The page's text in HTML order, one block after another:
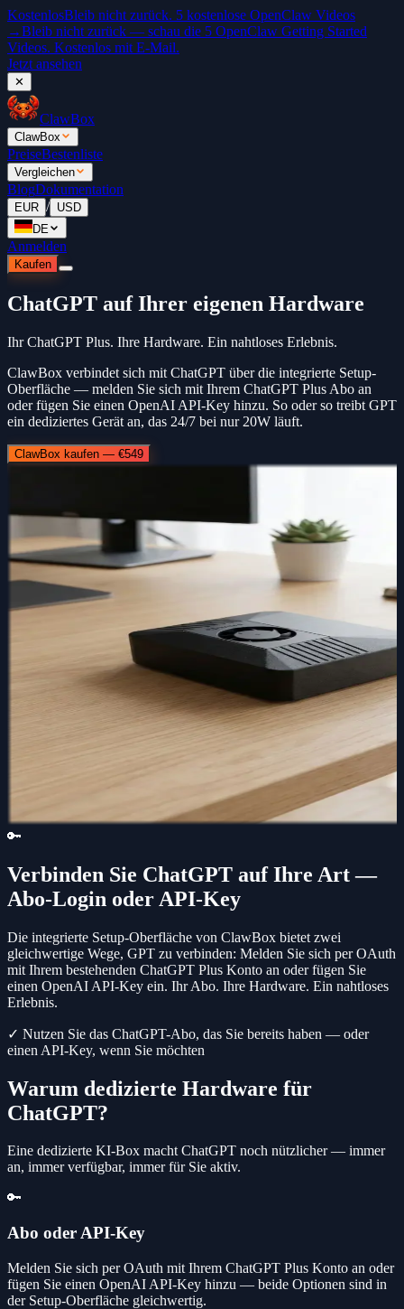
KostenlosBleib nicht zurück. 5 kostenlose OpenClaw Videos
→Bleib nicht zurück — schau die 5 OpenClaw Getting Started
Videos. Kostenlos mit E-Mail.
Jetzt ansehen
✕
ClawBox
ClawBox
PreiseBestenliste
Vergleichen
BlogDokumentation
EUR / USD
DE
Anmelden
Kaufen
ChatGPT auf Ihrer eigenen Hardware
Ihr ChatGPT Plus. Ihre Hardware. Ein nahtloses Erlebnis.
ClawBox verbindet sich mit ChatGPT über die integrierte Setup-
Oberfläche — melden Sie sich mit Ihrem ChatGPT Plus Abo an
oder fügen Sie einen OpenAI API-Key hinzu. So oder so treibt GPT
ein dediziertes Gerät an, das 24/7 bei nur 20W läuft.
ClawBox kaufen — €549
🔑
Verbinden Sie ChatGPT auf Ihre Art —
Abo-Login oder API-Key
Die integrierte Setup-Oberfläche von ClawBox bietet zwei
gleichwertige Wege, GPT zu verbinden: Melden Sie sich per OAuth
mit Ihrem bestehenden ChatGPT Plus Konto an oder fügen Sie
einen OpenAI API-Key ein. Ihr Abo. Ihre Hardware. Ein nahtloses
Erlebnis.
✓ Nutzen Sie das ChatGPT-Abo, das Sie bereits haben — oder
einen API-Key, wenn Sie möchten
Warum dedizierte Hardware für
ChatGPT?
Eine dedizierte KI-Box macht ChatGPT noch nützlicher — immer
an, immer verfügbar, immer für Sie aktiv.
🔑
Abo oder API-Key
Melden Sie sich per OAuth mit Ihrem ChatGPT Plus Konto an oder
fügen Sie einen OpenAI API-Key hinzu — beide Optionen sind in
der Setup-Oberfläche gleichwertig.